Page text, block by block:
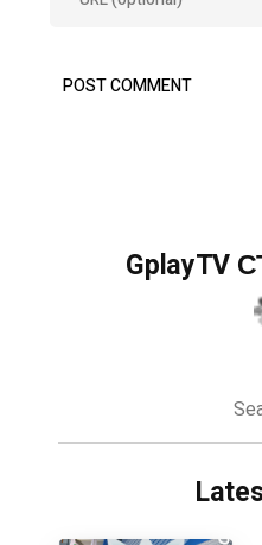
GplayTV